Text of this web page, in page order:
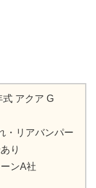
式 アクア G
・リアバンパー
り
ンA社